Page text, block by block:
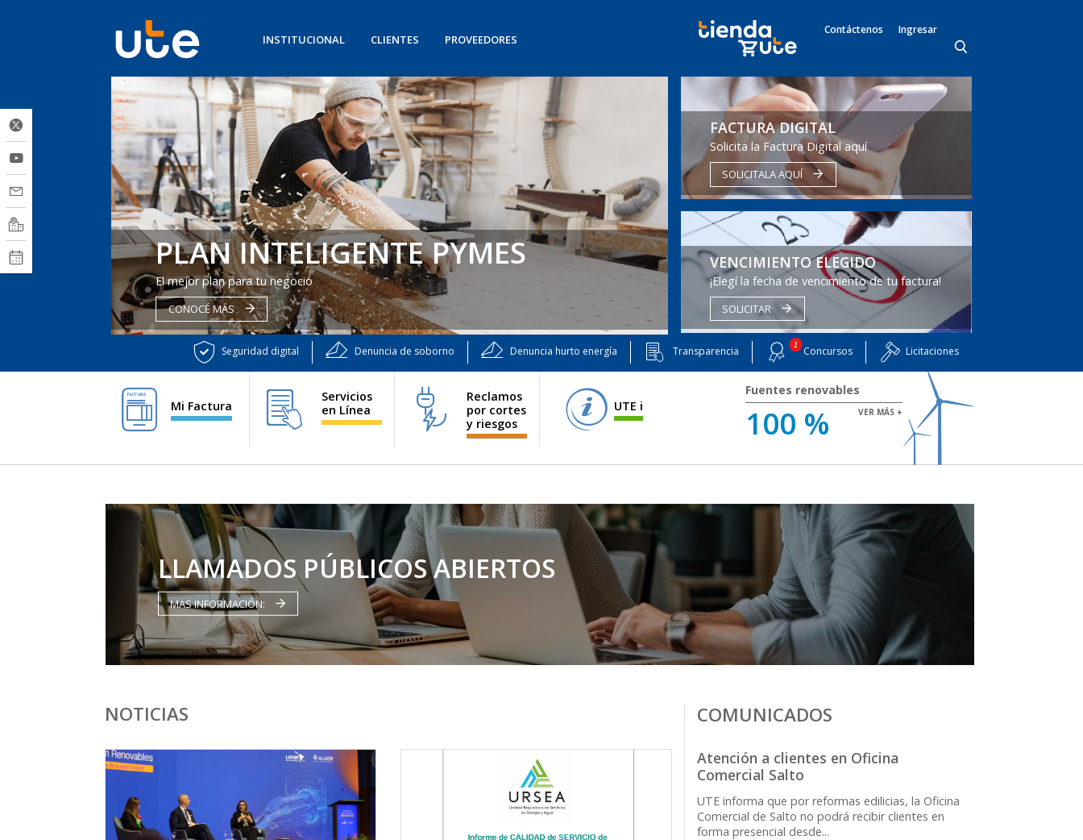
INSTITUCIONAL CLIENTES PROVEEDORES
Contáctenos Ingresar
PLAN INTELIGENTE PYMES
El mejor plan para tu negocio
CONOCÉ MÁS
FACTURA DIGITAL
Solicita la Factura Digital aquí
SOLICITALA AQUÍ
VENCIMIENTO ELEGIDO
¡Elegí la fecha de vencimiento de tu factura!
SOLICITAR
Seguridad digital Denuncia de soborno Denuncia hurto energía Transparencia 2 Concursos Licitaciones
Mi Factura
Servicios
en Línea
Reclamos
por cortes
y riesgos
UTE i
Fuentes renovables
VER MÁS +
100 %
LLAMADOS PÚBLICOS ABIERTOS
MAS INFORMACIÓN:
NOTICIAS COMUNICADOS
Atención a clientes en Oficina
Comercial Salto
UTE informa que por reformas edilicias, la Oficina
Comercial de Salto no podrá recibir clientes en
forma presencial desde...